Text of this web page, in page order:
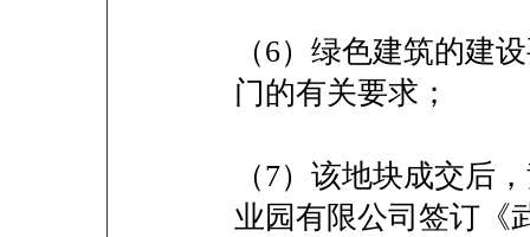
（6）绿色建筑的建
门的有关要求；
（7）该地块成交后
业园有限公司签订《